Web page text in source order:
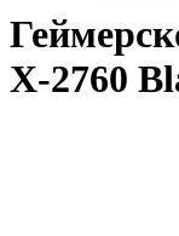
X-2760